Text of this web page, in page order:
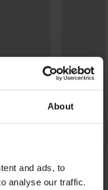
About
and ads, to
analyse our traffic.